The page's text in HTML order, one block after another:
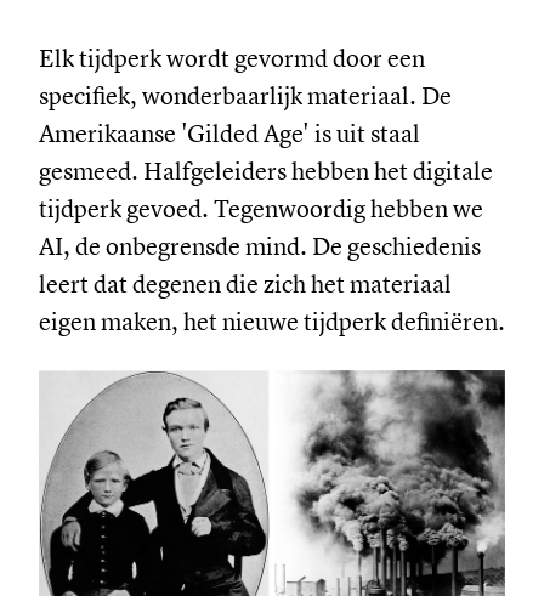
Elk tijdperk wordt gevormd door een
specifiek, wonderbaarlijk materiaal. De
Amerikaanse 'Gilded Age' is uit staal
gesmeed. Halfgeleiders hebben het digitale
tijdperk gevoed. Tegenwoordig hebben we
AI, de onbegrensde mind. De geschiedenis
leert dat degenen die zich het materiaal
eigen maken, het nieuwe tijdperk definiëren.